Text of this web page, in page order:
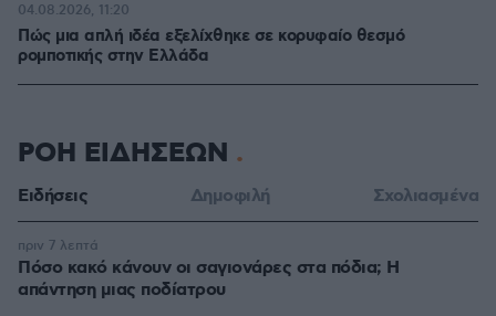
Πώς μια απλή ιδέα εξελίχθηκε σε κορυφαίο θεσμό
ρομποτικής στην Ελλάδα
04.08.2026, 11:20
ΡΟΗ ΕΙΔΗΣΕΩΝ
Ειδήσεις Δημοφιλή Σχολιασμένα
Πόσο κακό κάνουν οι σαγιονάρες στα πόδια; Η
απάντηση μιας ποδίατρου
πριν 7 λεπτά